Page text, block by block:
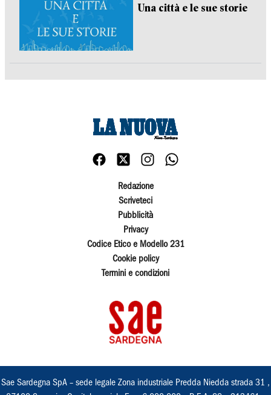
Una città e le sue storie
Redazione
Scriveteci
Pubblicità
Privacy
Codice Etico e Modello 231
Cookie policy
Termini e condizioni
Sae Sardegna SpA – sede legale Zona industriale Predda Niedda strada 31 ,